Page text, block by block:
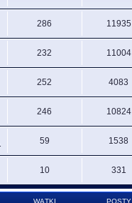
286 11935
232 11004
252 4083
246 10824
59 1538
10 331
WĄTKI POSTY